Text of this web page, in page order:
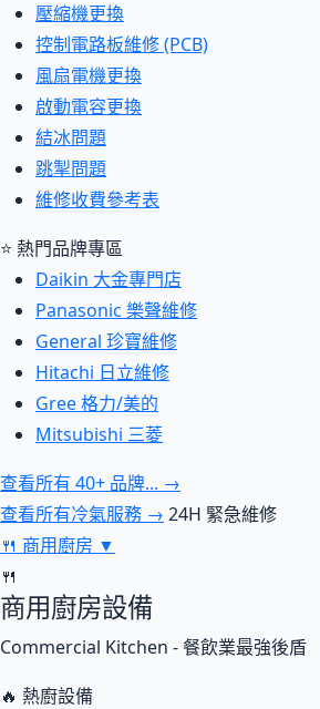
壓縮機更換
控制電路板維修 (PCB)
風扇電機更換
啟動電容更換
結冰問題
跳掣問題
維修收費參考表
⭐ 熱門品牌專區
Daikin 大金專門店
Panasonic 樂聲維修
General 珍寶維修
Hitachi 日立維修
Gree 格力/美的
Mitsubishi 三菱
查看所有 40+ 品牌... →
查看所有冷氣服務 → 24H 緊急維修
🍴 商用廚房 ▼
🍴
商用廚房設備
Commercial Kitchen - 餐飲業最強後盾
🔥 熱廚設備